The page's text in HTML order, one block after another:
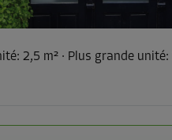
: 2,5 m² · Plus grande unité: